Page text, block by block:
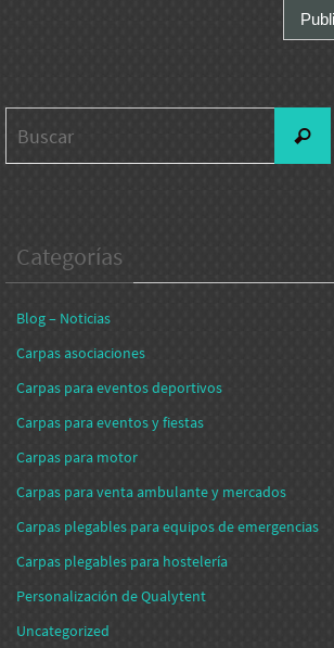
Buscar
Categorías
Blog – Noticias
Carpas asociaciones
Carpas para eventos deportivos
Carpas para eventos y fiestas
Carpas para motor
Carpas para venta ambulante y mercados
Carpas plegables para equipos de emergencias
Carpas plegables para hostelería
Personalización de Qualytent
Uncategorized